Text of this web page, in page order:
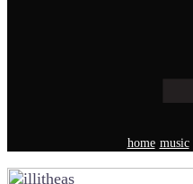
home music